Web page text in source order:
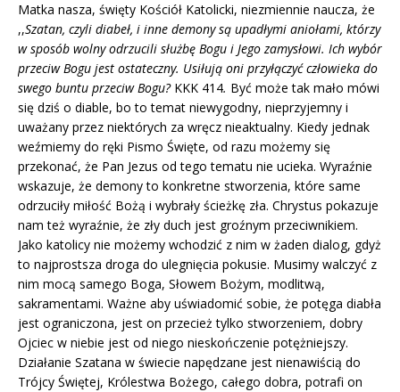
Matka nasza, święty Kościół Katolicki, niezmiennie naucza, że
,,Szatan, czyli diabeł, i inne demony są upadłymi aniołami, którzy
w sposób wolny odrzucili służbę Bogu i Jego zamysłowi. Ich wybór
przeciw Bogu jest ostateczny. Usiłują oni przyłączyć człowieka do
swego buntu przeciw Bogu? KKK 414. Być może tak mało mówi
się dziś o diable, bo to temat niewygodny, nieprzyjemny i
uważany przez niektórych za wręcz nieaktualny. Kiedy jednak
weźmiemy do ręki Pismo Święte, od razu możemy się
przekonać, że Pan Jezus od tego tematu nie ucieka. Wyraźnie
wskazuje, że demony to konkretne stworzenia, które same
odrzuciły miłość Bożą i wybrały ścieżkę zła. Chrystus pokazuje
nam też wyraźnie, że zły duch jest groźnym przeciwnikiem.
Jako katolicy nie możemy wchodzić z nim w żaden dialog, gdyż
to najprostsza droga do ulegnięcia pokusie. Musimy walczyć z
nim mocą samego Boga, Słowem Bożym, modlitwą,
sakramentami. Ważne aby uświadomić sobie, że potęga diabła
jest ograniczona, jest on przecież tylko stworzeniem, dobry
Ojciec w niebie jest od niego nieskończenie potężniejszy.
Działanie Szatana w świecie napędzane jest nienawiścią do
Trójcy Świętej, Królestwa Bożego, całego dobra, potrafi on